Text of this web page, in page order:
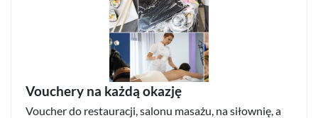
Vouchery na każdą okazję
Voucher do restauracji, salonu masażu, na siłownię, a